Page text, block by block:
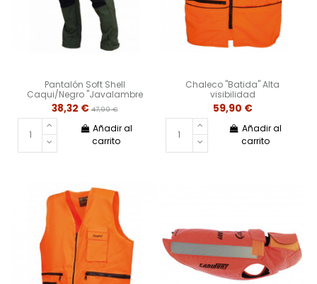
Pantalón Soft Shell
Caqui/Negro "Javalambre
38,32 €47,90 €
Añadir al
carrito
Chaleco "Batida" Alta
visibilidad
59,90 €
Añadir al
carrito